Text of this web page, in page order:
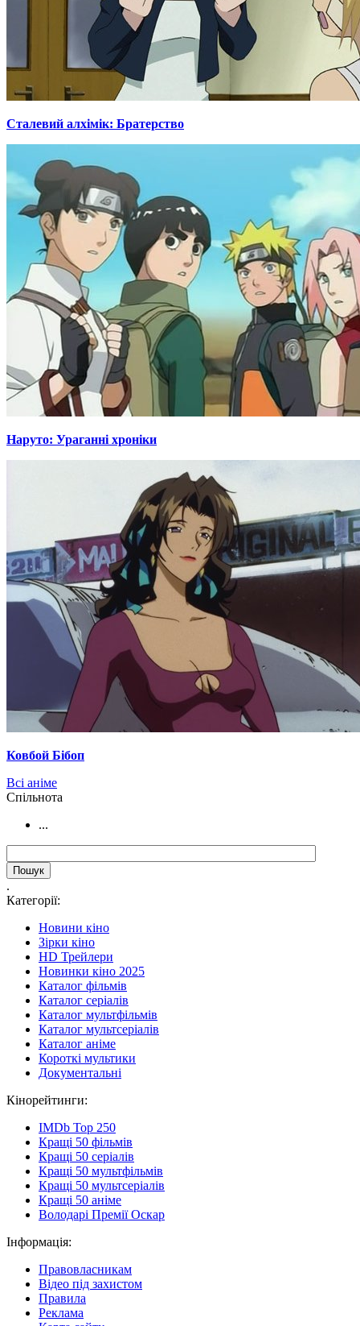
Сталевий алхімік: Братерство
Наруто: Ураганні хроніки
Ковбой Бібоп
Всі аніме
Cпільнота
...
.
Категорії:
Новини кіно
Зірки кіно
HD Трейлери
Новинки кіно 2025
Каталог фільмів
Каталог серіалів
Каталог мультфільмів
Каталог мультсеріалів
Каталог аніме
Короткі мультики
Документальні
Кінорейтинги:
IMDb Top 250
Кращі 50 фільмів
Кращі 50 серіалів
Кращі 50 мультфільмів
Кращі 50 мультсеріалів
Кращі 50 аніме
Володарі Премії Оскар
Інформація:
Правовласникам
Відео під захистом
Правила
Реклама